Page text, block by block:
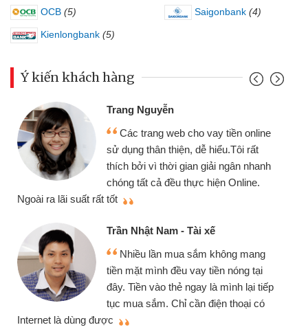
OCB (5) Saigonbank (4)
Kienlongbank (5)
Ý kiến khách hàng
Trang Nguyễn
Các trang web cho vay tiền online
sử dụng thân thiện, dễ hiểu.Tôi rất
thích bởi vì thời gian giải ngân nhanh
chóng tất cả đều thực hiện Online.
Ngoài ra lãi suất rất tốt
Trần Nhật Nam - Tài xế
Nhiều lần mua sắm không mang
tiền mặt mình đều vay tiền nóng tại
đây. Tiền vào thẻ ngay là mình lại tiếp
tục mua sắm. Chỉ cần điện thoại có
Internet là dùng được